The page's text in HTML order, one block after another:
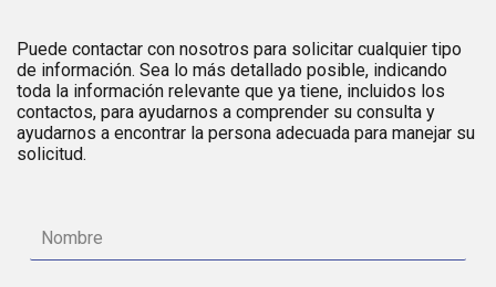
Puede contactar con nosotros para solicitar cualquier tipo
de información. Sea lo más detallado posible, indicando
toda la información relevante que ya tiene, incluidos los
contactos, para ayudarnos a comprender su consulta y
ayudarnos a encontrar la persona adecuada para manejar su
solicitud.